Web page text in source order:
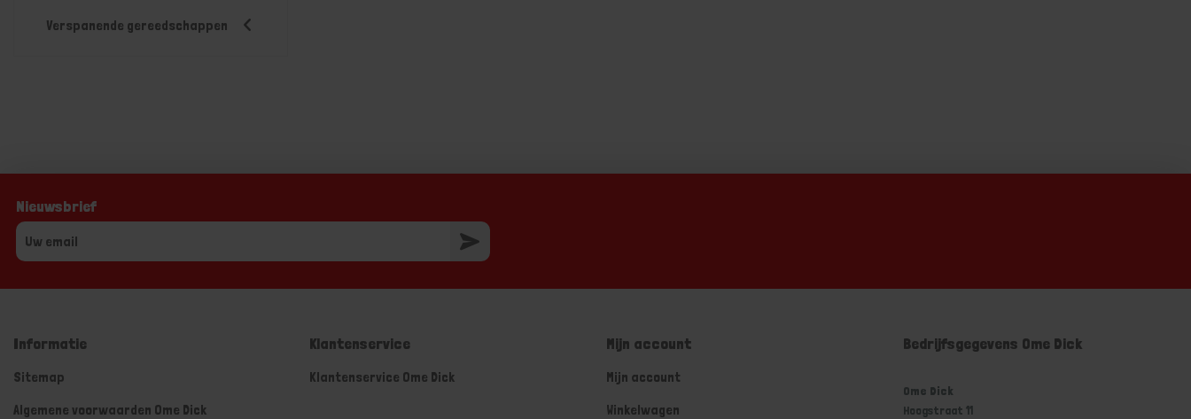
Verspanende gereedschappen
Nieuwsbrief
Informatie
Sitemap
Algemene voorwaarden Ome Dick
Klantenservice
Klantenservice Ome Dick
Mijn account
Mijn account
Winkelwagen
Bedrijfsgegevens Ome Dick
Ome Dick
Hoogstraat 11